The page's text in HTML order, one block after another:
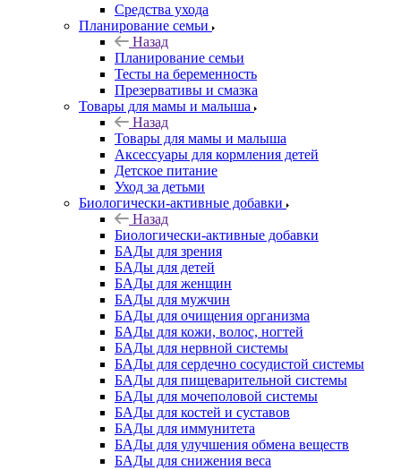
Средства ухода
Планирование семьи
Назад
Планирование семьи
Тесты на беременность
Презервативы и смазка
Товары для мамы и малыша
Назад
Товары для мамы и малыша
Аксессуары для кормления детей
Детское питание
Уход за детьми
Биологически-активные добавки
Назад
Биологически-активные добавки
БАДы для зрения
БАДы для детей
БАДы для женщин
БАДы для мужчин
БАДы для очищения организма
БАДы для кожи, волос, ногтей
БАДы для нервной системы
БАДы для сердечно сосудистой системы
БАДы для пищеварительной системы
БАДы для мочеполовой системы
БАДы для костей и суставов
БАДы для иммунитета
БАДы для улучшения обмена веществ
БАДы для снижения веса